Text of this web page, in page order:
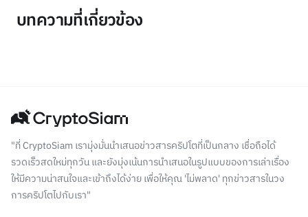
บทความที่เกี่ยวข้อง
"ที่ CryptoSiam เรามุ่งมั่นนำเสนอข่าวสารคริปโตที่เป็นกลาง เชื่อถือได้
รวดเร็วสดใหม่ทุกวัน และยังมุ่งเน้นการนำเสนอในรูปแบบของการเล่าเรื่อง
ให้มีความน่าสนใจและเข้าถึงได้ง่าย เพื่อให้คุณ 'ไม่พลาด' ทุกข่าวสารในวง
การคริปโตไปกับเรา"